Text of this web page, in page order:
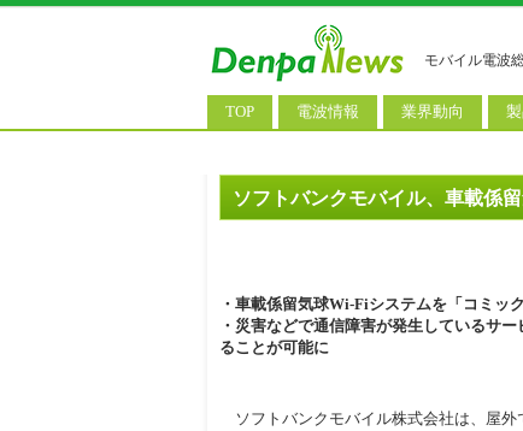
モバイル電波
TOP 電波情報
基地局ニュース
業界動向
決算情報
料金改定
ス
SIM
ソフトバンクモバイル、車載係
・車載係留気球Wi-Fiシステムを「コミッ
・災害などで通信障害が発生しているサ
ることが可能に
ソフトバンクモバイル株式会社は、屋外